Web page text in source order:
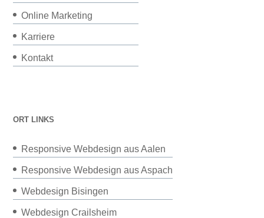
Online Marketing
Karriere
Kontakt
ORT LINKS
Responsive Webdesign aus Aalen
Responsive Webdesign aus Aspach
Webdesign Bisingen
Webdesign Crailsheim